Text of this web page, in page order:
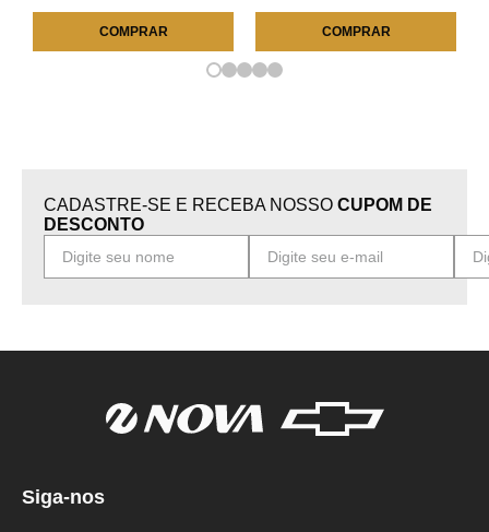
COMPRAR COMPRAR
CADASTRE-SE E RECEBA NOSSO CUPOM DE
DESCONTO
Siga-nos